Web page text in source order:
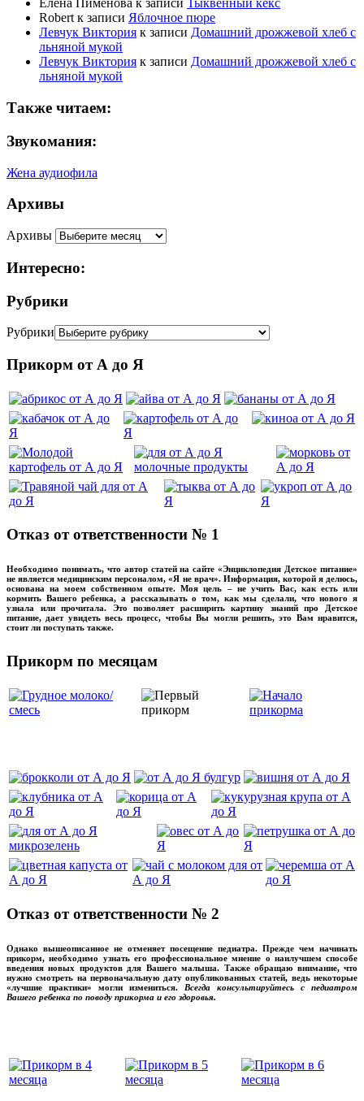
Елена Пименова к записи Тыквенный кекс
Robertк записи Яблочное пюре
Левчук Виктория к записи Домашний дрожжевой хлеб с
льняной мукой
Левчук Виктория к записи Домашний дрожжевой хлеб с
льняной мукой
Также читаем:
Звукомания:
Жена аудиофила
Архивы
Архивы
Интересно:
Рубрики
Рубрики
Прикорм от А до Я
Отказ от ответственности № 1
Необходимо понимать, что автор статей на сайте «Энциклопедия Детское питание»
не является медицинским персоналом, «Я не врач». Информация, которой я делюсь,
основана на моем собственном опыте. Моя цель – не учить Вас, как есть или
кормить Вашего ребенка, а рассказывать о том, как мы сделали, что нового я
узнала или прочитала. Это позволяет расширить картину знаний про Детское
питание, дает увидеть весь процесс, чтобы Вы могли решить, это Вам нравится,
стоит ли поступать также.
Прикорм по месяцам
Отказ от ответственности № 2
Однако вышеописанное не отменяет посещение педиатра. Прежде чем начинать
прикорм, необходимо узнать его профессиональное мнение о наилучшем способе
введения новых продуктов для Вашего малыша. Также обращаю внимание, что
нужно смотреть на первоначальную дату опубликованных статей, ведь некоторые
«лучшие практики» могли измениться. Всегда консультируйтесь с педиатром
Вашего ребенка по поводу прикорма и его здоровья.